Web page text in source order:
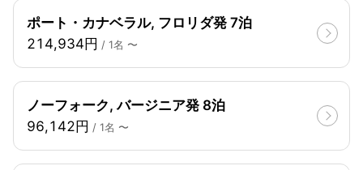
ポート・カナベラル, フロリダ発 7泊
214,934円 / 1名 〜
ノーフォーク, バージニア発 8泊
96,142円 / 1名 〜